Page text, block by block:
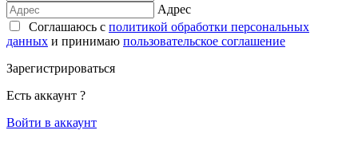
Адрес
Соглашаюсь с политикой обработки персональных
данных и принимаю пользовательское соглашение
Зарегистрироваться
Есть аккаунт ?
Войти в аккаунт